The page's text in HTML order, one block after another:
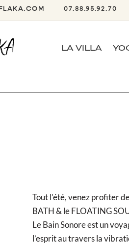
07.88.95.92.70
LA VILLA
Tout l’été, venez profiter
BATH & le FLOATING
Le Bain Sonore est un
l’esprit au travers la